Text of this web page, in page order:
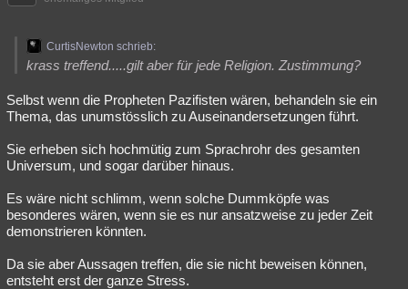
CurtisNewton schrieb:
krass treffend.....gilt aber für jede Religion. Zustimmung?
Selbst wenn die Propheten Pazifisten wären, behandeln sie ein
Thema, das unumstösslich zu Auseinandersetzungen führt.
Sie erheben sich hochmütig zum Sprachrohr des gesamten
Universum, und sogar darüber hinaus.
Es wäre nicht schlimm, wenn solche Dummköpfe was
besonderes wären, wenn sie es nur ansatzweise zu jeder Zeit
demonstrieren könnten.
Da sie aber Aussagen treffen, die sie nicht beweisen können,
entsteht erst der ganze Stress.